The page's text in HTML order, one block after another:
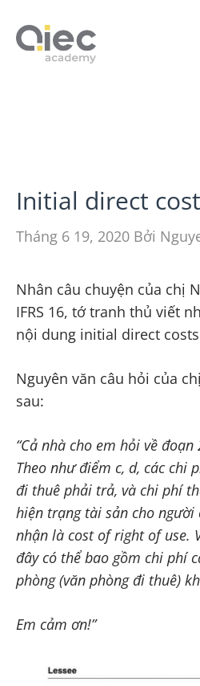
Initial direct
Tháng 6 19, 2020 Bởi
Nhân câu chuyện của chị
IFRS 16, tớ tranh thủ viết
nội dung initial direct
Nguyên văn câu hỏi của
sau:
“Cả nhà cho em hỏi về đoạn
Theo như điểm c, d, các chi
đi thuê phải trả, và chi phí
hiện trạng tài sản cho người
nhận là cost of right of use.
đây có thể bao gồm chi phí
phòng (văn phòng đi thuê)
Em cảm ơn!”